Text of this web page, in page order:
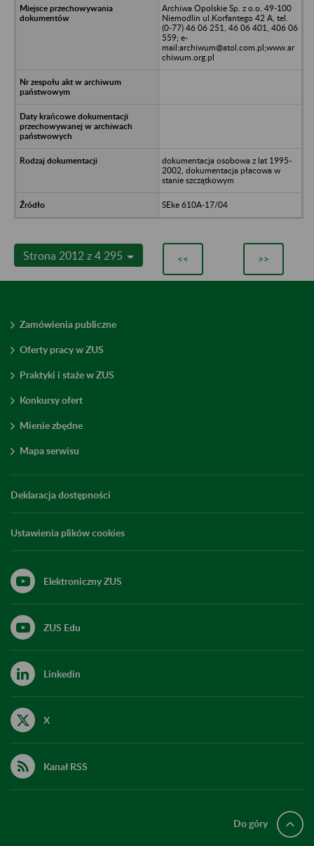
Archiwa Opolskie Sp. z o.o. 49-100
Niemodlin ul.Korfantego 42 A, tel.
(0-77) 46 06 251, 46 06 401, 406 06
559; e-
mail:archiwum@atol.com.pl;www.ar
chiwum.org.pl
dokumentacja osobowa z lat 1995-
2002, dokumentacja płacowa w
stanie szczątkowym
SEke 610A-17/04
Strona 2012 z 4 295 << >>
Zamówienia publiczne
Oferty pracy w ZUS
Praktyki i staże w ZUS
Konkursy ofert
Mienie zbędne
Mapa serwisu
Deklaracja dostępności
Ustawienia plików cookies
Elektroniczny ZUS
ZUS Edu
Linkedin
X
Kanał RSS
Do góry